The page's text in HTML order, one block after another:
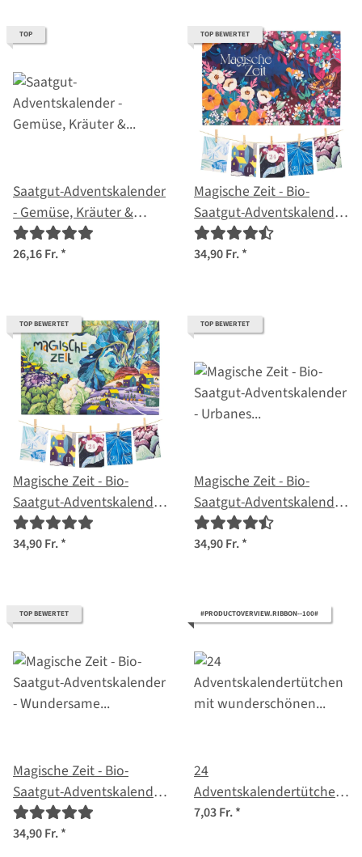
TOP
Saatgut-Adventskalender
- Gemüse, Kräuter &
Blumen-Samen
26,16 Fr.*
TOP BEWERTET
Magische Zeit - Bio-
Saatgut-Adventskalender
- Wilder Blütenrausch
34,90 Fr.*
TOP BEWERTET
Magische Zeit - Bio-
Saatgut-Adventskalender
- Bunter
Selbstversorgergarten
34,90 Fr.*
TOP BEWERTET
Magische Zeit - Bio-
Saatgut-Adventskalender
- Urbanes Gartenglück
34,90 Fr.*
TOP BEWERTET
Magische Zeit - Bio-
Saatgut-Adventskalender
- Wundersame
Kräuterwelt
34,90 Fr.*
#PRODUCTOVERVIEW.RIBBON--100#
24
Adventskalendertütchen
mit wunderschönen
7,03 Fr.*